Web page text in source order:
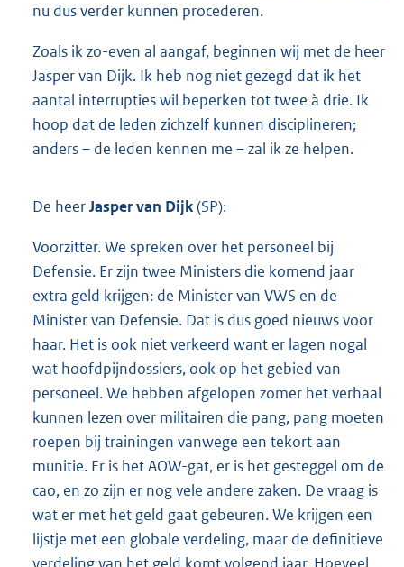
nu dus verder kunnen procederen.
Zoals ik zo-even al aangaf, beginnen wij met de heer
Jasper van Dijk. Ik heb nog niet gezegd dat ik het
aantal interrupties wil beperken tot twee à drie. Ik
hoop dat de leden zichzelf kunnen disciplineren;
anders – de leden kennen me – zal ik ze helpen.
De heerJasper van Dijk(SP):
Voorzitter. We spreken over het personeel bij
Defensie. Er zijn twee Ministers die komend jaar
extra geld krijgen: de Minister van VWS en de
Minister van Defensie. Dat is dus goed nieuws voor
haar. Het is ook niet verkeerd want er lagen nogal
wat hoofdpijndossiers, ook op het gebied van
personeel. We hebben afgelopen zomer het verhaal
kunnen lezen over militairen die pang, pang moeten
roepen bij trainingen vanwege een tekort aan
munitie. Er is het AOW-gat, er is het gesteggel om de
cao, en zo zijn er nog vele andere zaken. De vraag is
wat er met het geld gaat gebeuren. We krijgen een
lijstje met een globale verdeling, maar de definitieve